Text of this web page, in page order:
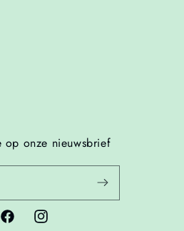
op onze nieuwsbrief
FacebookInstagram